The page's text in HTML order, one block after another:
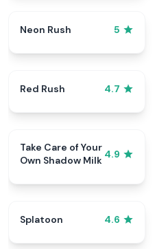
Neon Rush 5
Red Rush 4.7
Take Care of Your
Own Shadow Milk 4.9
Splatoon 4.6